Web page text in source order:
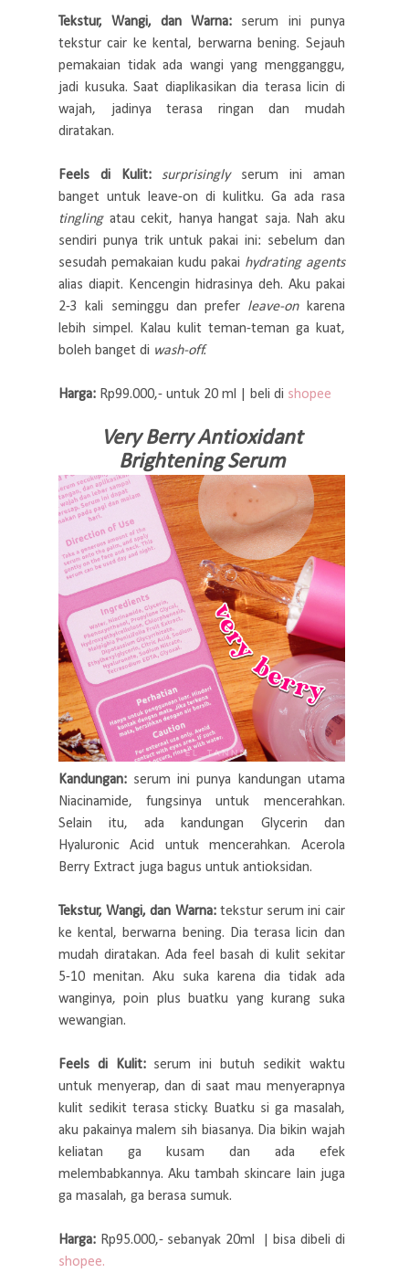
Tekstur, Wangi, dan Warna: serum ini punya
tekstur cair ke kental, berwarna bening. Sejauh
pemakaian tidak ada wangi yang mengganggu,
jadi kusuka. Saat diaplikasikan dia terasa licin di
wajah, jadinya terasa ringan dan mudah
diratakan.
Feels di Kulit: surprisingly serum ini aman
banget untuk leave-on di kulitku. Ga ada rasa
tingling atau cekit, hanya hangat saja. Nah aku
sendiri punya trik untuk pakai ini: sebelum dan
sesudah pemakaian kudu pakai hydrating agents
alias diapit. Kencengin hidrasinya deh. Aku pakai
2-3 kali seminggu dan prefer leave-on karena
lebih simpel. Kalau kulit teman-teman ga kuat,
boleh banget di wash-off.
Harga: Rp99.000,- untuk 20 ml | beli di shopee
Very Berry Antioxidant
Brightening Serum
Kandungan: serum ini punya kandungan utama
Niacinamide, fungsinya untuk mencerahkan.
Selain itu, ada kandungan Glycerin dan
Hyaluronic Acid untuk mencerahkan. Acerola
Berry Extract juga bagus untuk antioksidan.
Tekstur, Wangi, dan Warna:tekstur serum ini cair
ke kental, berwarna bening. Dia terasa licin dan
mudah diratakan. Ada feel basah di kulit sekitar
5-10 menitan. Aku suka karena dia tidak ada
wanginya, poin plus buatku yang kurang suka
wewangian.
Feels di Kulit:serum ini butuh sedikit waktu
untuk menyerap, dan di saat mau menyerapnya
kulit sedikit terasa sticky. Buatku si ga masalah,
aku pakainya malem sih biasanya. Dia bikin wajah
keliatan ga kusam dan ada efek
melembabkannya. Aku tambah skincare lain juga
ga masalah, ga berasa sumuk.
Harga: Rp95.000,- sebanyak 20ml | bisa dibeli di
shopee.